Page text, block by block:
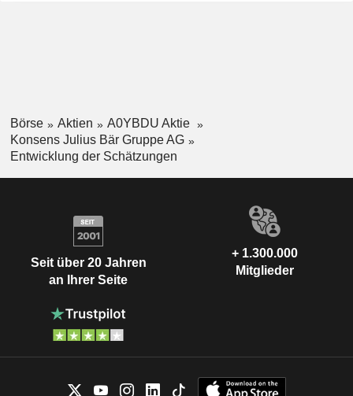
Börse Aktien
A0YBDU Aktie
Konsens Julius Bär Gruppe AG
Entwicklung der Schätzungen
Seit über 20 Jahren
an Ihrer Seite
+ 1.300.000
Mitglieder